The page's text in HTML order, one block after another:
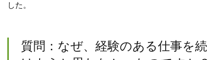
した。
質問：なぜ、経験のある仕事を続